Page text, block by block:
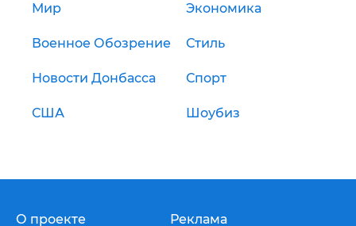
Мир Экономика
Военное Обозрение Стиль
Новости Донбасса Спорт
США Шоубиз
О проекте Реклама